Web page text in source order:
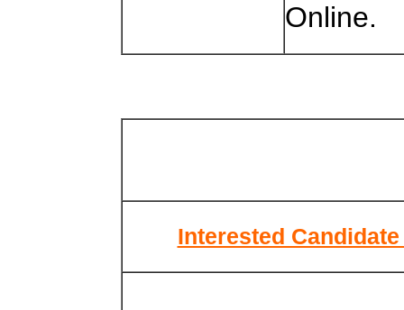
Online.
Interested